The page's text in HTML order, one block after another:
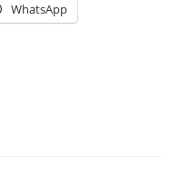
WhatsApp